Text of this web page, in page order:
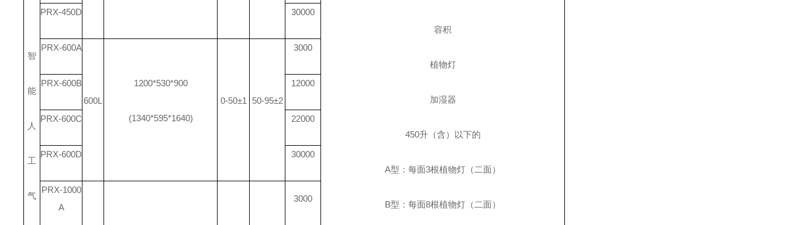
智
能
人
工
气
容积
植物灯
加湿器
450升（含）以下的
A型：每面3根植物灯（二面）
B型：每面8根植物灯（二面）
PRX-450D 30000
PRX-600A
600L
1200*530*900
(1340*595*1640)
0-50±1 50-95±2
3000
PRX-600B 12000
PRX-600C 22000
PRX-600D 30000
PRX-1000
A
3000